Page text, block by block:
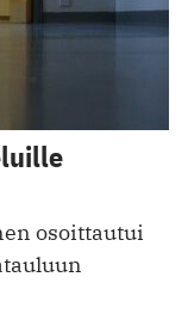
osoittautui